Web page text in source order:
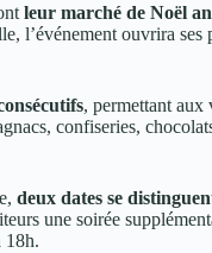
leur marché de Noël
l’événement ouvrira
, permettant aux
confiseries,
deux dates se
une soirée
18h.